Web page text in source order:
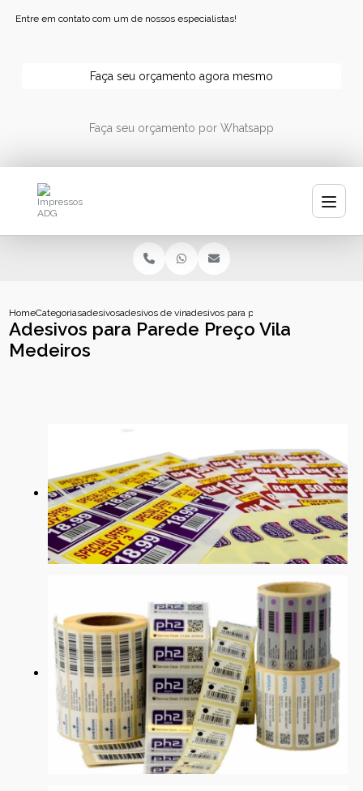
Entre em contato com um de nossos especialistas!
Faça seu orçamento agora mesmo
Faça seu orçamento por Whatsapp
HomeCategoriasadesivosadesivos de viniladesivos para parede preco vila
Adesivos para Parede Preço Vila
Medeiros